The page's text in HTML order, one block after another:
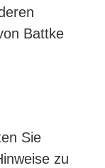
Battke
Sie
zu